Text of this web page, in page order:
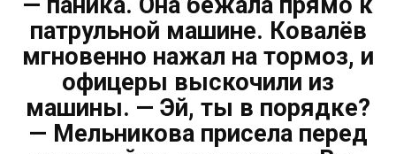
— паника. Она бежала прямо к
патрульной машине. Ковалёв
мгновенно нажал на тормоз, и
офицеры выскочили из
машины. — Эй, ты в порядке?
— Мельникова присела перед